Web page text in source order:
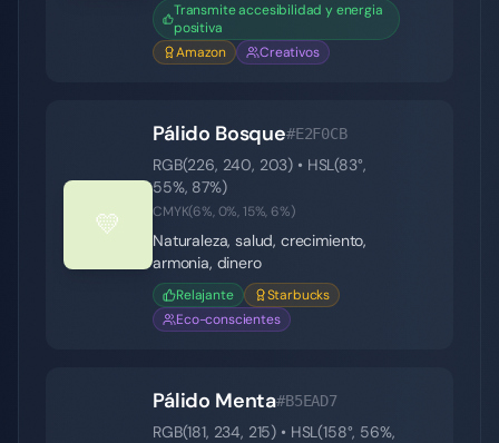
Transmite accesibilidad y energia
positiva
Amazon
Creativos
💛
Pálido Bosque#E2F0CB
RGB(226, 240, 203) • HSL(83°,
55%, 87%)
CMYK(6%,0%,15%, 6%)
Naturaleza, salud, crecimiento,
armonia, dinero
Relajante
Starbucks
Eco-conscientes
Pálido Menta#B5EAD7
RGB(181, 234, 215) • HSL(158°, 56%,